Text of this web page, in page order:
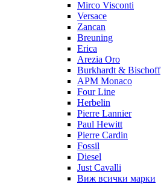
Mirco Visconti
Versace
Zancan
Breuning
Erica
Arezia Oro
Burkhardt & Bischoff
APM Monaco
Four Line
Herbelin
Pierre Lannier
Paul Hewitt
Pierre Cardin
Fossil
Diesel
Just Cavalli
Виж всички марки